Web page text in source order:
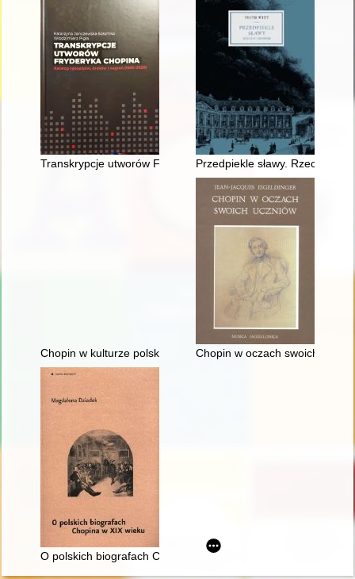
Transkrypcje utworów Fryderyka Chopina : katalog
Przedpiekle sławy. Rzecz o
Chopin w kulturze polskiej Chopin w oczach swoich
O polskich biografach Chopina w XIX wieku